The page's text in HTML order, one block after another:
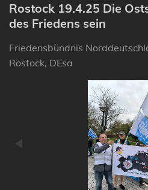
Rostock 19.4.25 Die
des Friedens sein
Friedensbündnis
Rostock, DEsa